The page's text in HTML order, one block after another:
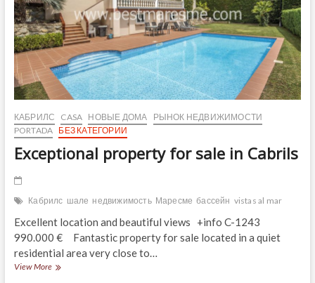
КАБРИЛС CASA НОВЫЕ ДОМА
РЫНОК НЕДВИЖИМОСТИ
PORTADA БЕЗ КАТЕГОРИИ
Exceptional property for sale in Cabrils
Кабрилс шале недвижимость Маресме бассейн vistas al mar
Excellent location and beautiful views +info C-1243
990.000 € Fantastic property for sale located in a quiet
residential area very close to…
View MoreExceptional